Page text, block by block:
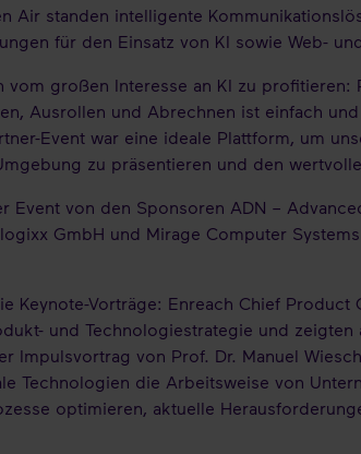
Air standen intelligente
für den Einsatz von KI sowie Web-
großen Interesse an KI zu
Ausrollen und Abrechnen ist einfach
Event war eine ideale Plattform, um
zu präsentieren und den
Event von den Sponsoren ADN –
GmbH und Mirage Computer
Keynote-Vorträge: Enreach Chief
und Technologiestrategie und
Impulsvortrag von Prof. Dr. Manuel
Technologien die Arbeitsweise von
optimieren, aktuelle